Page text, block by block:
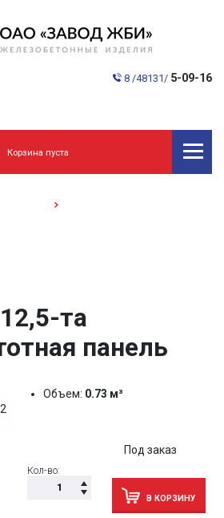
8 /48131/ 5-09-16
Корзина пуста
та
панель
Объем: 0.73 м³
Под заказ
Кол-во:
В КОРЗИНУ